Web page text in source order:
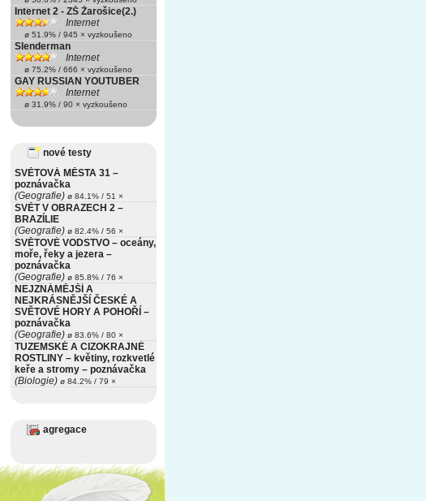
Internet 2 - ZŠ Žarošice(2.)
Internet
ø 51.9% / 945 × vyzkoušeno
Slenderman
Internet
ø 75.2% / 666 × vyzkoušeno
GAY RUSSIAN YOUTUBER
Internet
ø 31.9% / 90 × vyzkoušeno
nové testy
SVĚTOVÁ MĚSTA 31 –
poznávačka
(Geografie) ø 84.1% / 51 ×
SVĚT V OBRAZECH 2 –
BRAZÍLIE
(Geografie) ø 82.4% / 56 ×
SVĚTOVÉ VODSTVO – oceány,
moře, řeky a jezera –
poznávačka
(Geografie) ø 85.8% / 76 ×
NEJZNÁMĚJŠÍ A
NEJKRÁSNĚJŠÍ ČESKÉ A
SVĚTOVÉ HORY A POHOŘÍ –
poznávačka
(Geografie) ø 83.6% / 80 ×
TUZEMSKÉ A CIZOKRAJNÉ
ROSTLINY – květiny, rozkvetlé
keře a stromy – poznávačka
(Biologie) ø 84.2% / 79 ×
agregace